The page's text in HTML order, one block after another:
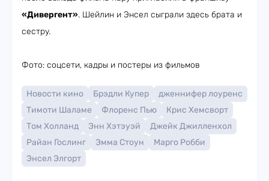
«Дивергент». Шейлин и Энсел сыграли здесь брата и
сестру.
Фото: соцсети, кадры и постеры из фильмов
Новости кино Брэдли Купер
дженнифер лоуренс
Тимоти Шаламе
Флоренс Пью
Крис Хемсворт
Том Холланд
Энн Хэтэуэй
Джейк Джилленхол
Райан Гослинг
Эмма Стоун
Марго Робби
Энсел Элгорт